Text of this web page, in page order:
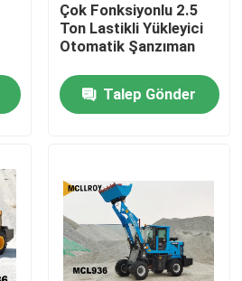
Çok Fonksiyonlu 2.5
Ton Lastikli Yükleyici
Otomatik Şanzıman
Talep Gönder